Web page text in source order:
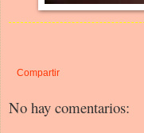
Compartir
No hay comentarios: